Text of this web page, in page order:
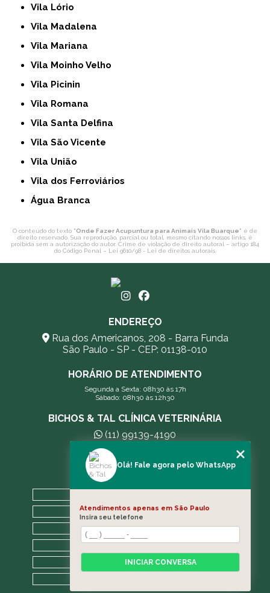
Vila Lório
Vila Madalena
Vila Mariana
Vila Moinho Velho
Vila Picinin
Vila Romana
Vila Santa Delfina
Vila São Vicente
Vila União
Vila dos Ferroviários
Água Branca
O conteúdo do texto "Onde Fazer Acupuntura para Animais Vila Buarque" é de
direito reservado. Sua reprodução, parcial ou total, mesmo citando nossos links, é
proibida sem a autorização do autor. Crime de violação de direito autoral – artigo 184
do Código Penal – Lei 9610/98 - Lei de direitos autorais.
ENDEREÇO
Rua dos Americanos, 208 - Barra Funda
São Paulo - SP - CEP: 01138-010
HORÁRIO DE ATENDIMENTO
Segunda a Sexta: 08h30 às 17h
Sábado: 08h30 às 12h30
BICHOS & TAL CLÍNICA VETERINÁRIA
(11) 99139-4190
andreleecitti5@gmail.com
A CLÍNICA
BLOG
CONTATO
CATEGORIAS
Olá! Fale agora pelo WhatsApp
Atendimentos apenas em São Paulo
Insira seu telefone
INICIAR CONVERSA